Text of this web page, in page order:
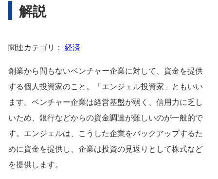
解説
関連カテゴリ： 経済
創業から間もないベンチャー企業に対して、資金を提供
する個人投資家のこと。「エンジェル投資家」ともいい
ます。ベンチャー企業は経営基盤が弱く、信用力に乏し
いため、銀行などからの資金調達が難しいのが一般的で
す。エンジェルは、こうした企業をバックアップするた
めに資金を提供し、企業は投資の見返りとして株式など
を提供します。